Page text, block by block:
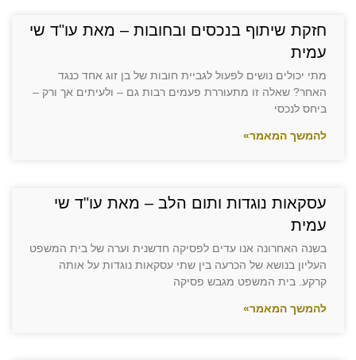
כל
האפשרויות
הצהרת נגישות
חזקת שיתוף בנכסים ובחובות – מאת עו"ד שי
עמית
מתי יכולים נושים לפעול לגביית חובות של בן זוג אחד כנגד
האחר? שאלה זו מתעוררת פעמים רבות גם – ולעיתים אך ורק –
ביחס לנכסי
להמשך המאמר»
עסקאות נוגדות ותום הלב – מאת עו"ד שי
עמית
בשנה האחרונה אנו עדים לפסיקה חדשנית וערה של בית המשפט
העליון בנושא של הכרעה בין שתי עסקאות נוגדות על אותה
קרקע. בית המשפט מגבש פסיקה
להמשך המאמר»